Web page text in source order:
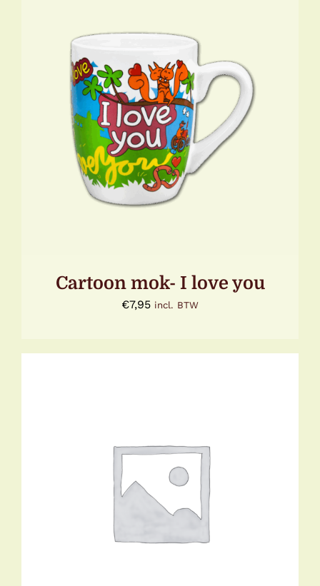
TOEVOEGEN AAN WINKELWAGEN
/
DETAILS
Cartoon mok- I love you
€7,95 incl. BTW
TOEVOEGEN AAN WINKELWAGEN
DETAILS